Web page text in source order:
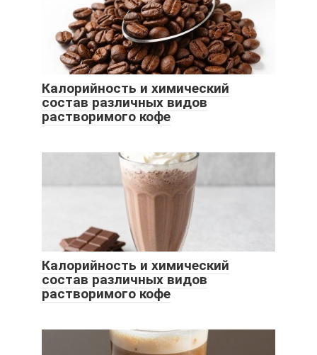
Калорийность и химический
состав различных видов
растворимого кофе
Калорийность и химический
состав различных видов
растворимого кофе